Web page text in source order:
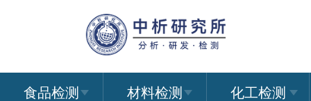
食品检测 材料检测 化工检测